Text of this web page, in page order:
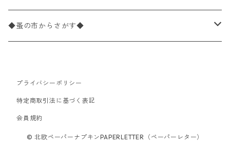
ペーパーリネンナプキン
ワックスペーパー
デコパージュ用品
パック売り
バラ売り
33cm（ラウンド）
海・魚柄
食べ物・フルーツ・野菜・ドリンク柄
食器・カトラリー柄
カクテルサイズ
ランチサイズ
ドイツ製 Paperproducts Design
カクテルサイズ
ランチサイズ
カクテルサイズ
ドイツ製 ti-flair/ティーフレア
ランチサイズ
ドイツ製 PAW/パウ
デコパージュ下地
デコパージュはさみ
3Dデコパージュ
シリコンモールド
トレイ
ポスター・カレンダー
◆蚤の市からさがす◆
北欧雑貨
デコパージュ用品
プライバシーポリシー
特定商取引法に基づく表記
会員規約
© 北欧ペーパーナプキンPAPERLETTER（ペーパーレター）